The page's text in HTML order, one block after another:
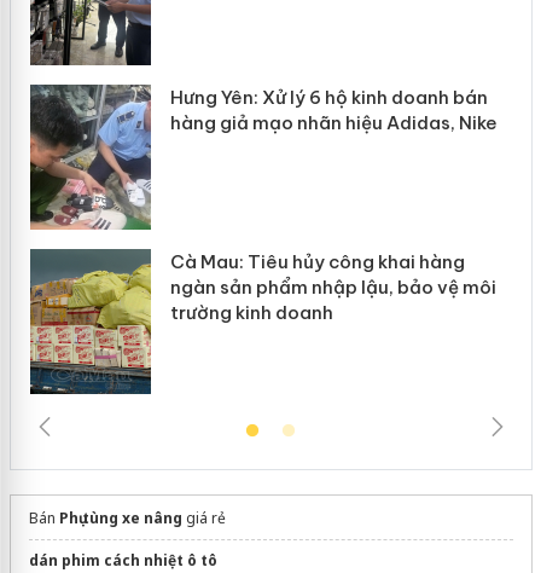
Hưng Yên: Xử lý 6 hộ kinh doanh bán
hàng giả mạo nhãn hiệu Adidas, Nike
Cà Mau: Tiêu hủy công khai hàng
ngàn sản phẩm nhập lậu, bảo vệ môi
trường kinh doanh
Bán Phụ tùng xe nâng giá rẻ
dán phim cách nhiệt ô tô